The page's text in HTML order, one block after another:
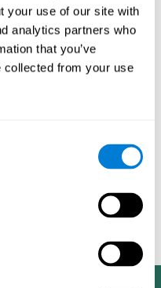
your use of our site with
analytics partners who
that you’ve
collected from your use
Siberski, Margie Eckroth-
Rachel F. Loefflad, Phillip
for Individuals With
Pilot Study - The
& Other Dementias
الكمبيوتر الكلاسيكية:
al. - Mejorar el rendimiento
entrenamiento cognitivo
de 2008, cuatro (4): T492.